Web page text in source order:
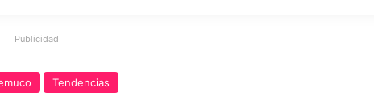
Publicidad
Tendencias